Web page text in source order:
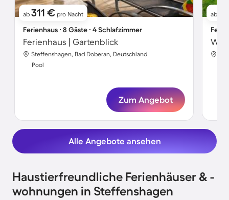
ab 311 € pro Nacht
Ferienhaus ∙ 8 Gäste ∙ 4 Schlafzimmer
Ferienhaus | Gartenblick
Steffenshagen, Bad Doberan, Deutschland
Pool
Zum Angebot
ab
Alle Angebote ansehen
Haustierfreundliche Ferienhäuser & -
wohnungen in Steffenshagen